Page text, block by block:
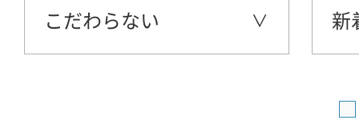
こだわらない 新